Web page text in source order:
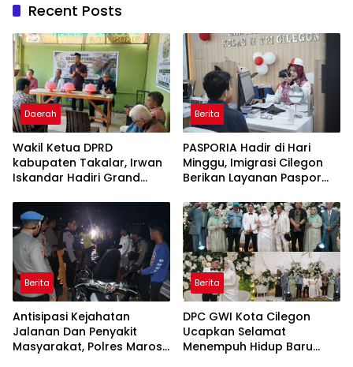
Recent Posts
Daerah
Wakil Ketua DPRD
kabupaten Takalar, Irwan
Iskandar Hadiri Grand
Pertama di Takalar,
Melayani Terapis Gratis
untuk Pasien Dhuafa dan
umum.
Berita
PASPORIA Hadir di Hari
Minggu, Imigrasi Cilegon
Berikan Layanan Paspor
Gratis
Berita
Antisipasi Kejahatan
Jalanan Dan Penyakit
Masyarakat, Polres Maros
Berita
DPC GWI Kota Cilegon
Ucapkan Selamat
Menempuh Hidup Baru